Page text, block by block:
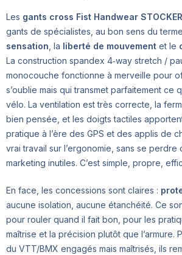
Les gants cross Fist Handwear
gants de spécialistes, au bon sens du
sensation, la liberté de mouvement et le
La construction spandex 4‑way stretch /
monocouche fonctionne à merveille pour
s’oublie mais qui transmet parfaitement ce
vélo. La ventilation est très correcte, la
bien pensée, et les doigts tactiles
pratique à l’ère des GPS et des applis de
vrai travail sur l’ergonomie, sans se perdre
marketing inutiles. C’est simple, propre,
En face, les concessions sont claires :
aucune isolation, aucune étanchéité. Ce
pour rouler quand il fait bon, pour les
maîtrise et la précision plutôt que l’armure.
du VTT/BMX engagés mais maîtrisés, ils